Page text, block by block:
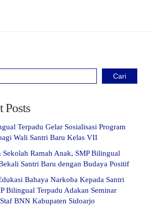
Cari
Posts
Terpadu Gelar Sosialisasi Program
Wali Santri Baru Kelas VII
Sekolah Ramah Anak, SMP Bilingual
Santri Baru dengan Budaya Positif
Bahaya Narkoba Kepada Santri
Bilingual Terpadu Adakan Seminar
BNN Kabupaten Sidoarjo